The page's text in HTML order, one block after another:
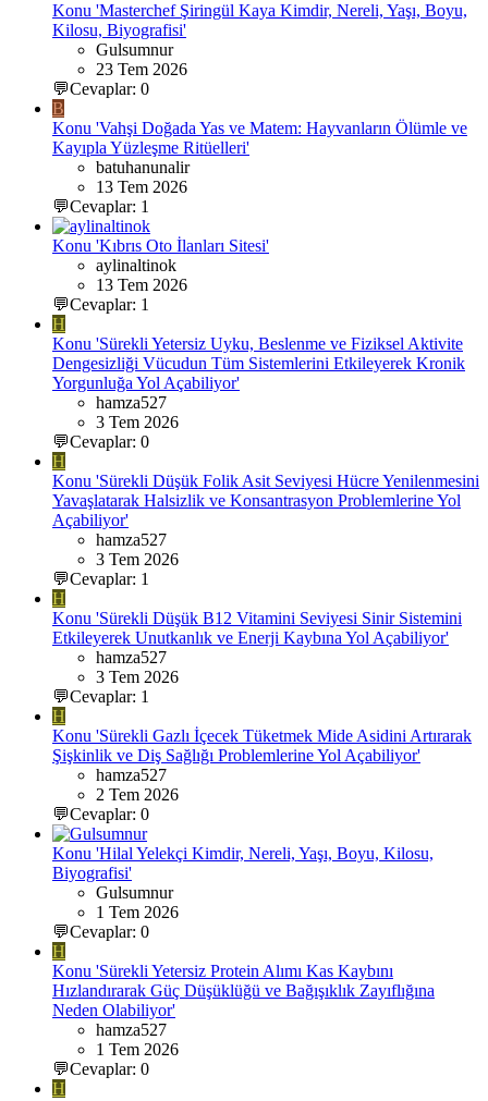
Konu 'Masterchef Şiringül Kaya Kimdir, Nereli, Yaşı, Boyu,
Kilosu, Biyografisi'
Gulsumnur
23 Tem 2026
💬Cevaplar: 0
B
Konu 'Vahşi Doğada Yas ve Matem: Hayvanların Ölümle ve
Kayıpla Yüzleşme Ritüelleri'
batuhanunalir
13 Tem 2026
💬Cevaplar: 1
Konu 'Kıbrıs Oto İlanları Sitesi'
aylinaltinok
13 Tem 2026
💬Cevaplar: 1
H
Konu 'Sürekli Yetersiz Uyku, Beslenme ve Fiziksel Aktivite
Dengesizliği Vücudun Tüm Sistemlerini Etkileyerek Kronik
Yorgunluğa Yol Açabiliyor'
hamza527
3 Tem 2026
💬Cevaplar: 0
H
Konu 'Sürekli Düşük Folik Asit Seviyesi Hücre Yenilenmesini
Yavaşlatarak Halsizlik ve Konsantrasyon Problemlerine Yol
Açabiliyor'
hamza527
3 Tem 2026
💬Cevaplar: 1
H
Konu 'Sürekli Düşük B12 Vitamini Seviyesi Sinir Sistemini
Etkileyerek Unutkanlık ve Enerji Kaybına Yol Açabiliyor'
hamza527
3 Tem 2026
💬Cevaplar: 1
H
Konu 'Sürekli Gazlı İçecek Tüketmek Mide Asidini Artırarak
Şişkinlik ve Diş Sağlığı Problemlerine Yol Açabiliyor'
hamza527
2 Tem 2026
💬Cevaplar: 0
Konu 'Hilal Yelekçi Kimdir, Nereli, Yaşı, Boyu, Kilosu,
Biyografisi'
Gulsumnur
1 Tem 2026
💬Cevaplar: 0
H
Konu 'Sürekli Yetersiz Protein Alımı Kas Kaybını
Hızlandırarak Güç Düşüklüğü ve Bağışıklık Zayıflığına
Neden Olabiliyor'
hamza527
1 Tem 2026
💬Cevaplar: 0
H